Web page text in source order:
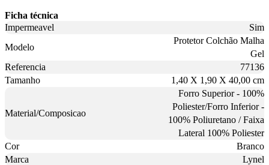
Ficha técnica
Impermeavel
Sim
Modelo
Protetor Colchão Malha
Gel
Referencia
77136
Tamanho
1,40 X 1,90 X 40,00 cm
Material/Composicao
Forro Superior - 100%
Poliester/Forro Inferior -
100% Poliuretano / Faixa
Lateral 100% Poliester
Cor
Branco
Marca
Lynel